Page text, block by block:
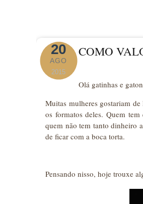
20
AGO
2015
COMO
Olá gatinhas e
Muitas mulheres gostariam
os formatos deles. Quem
quem não tem tanto dinheiro
de ficar com a boca torta.
Pensando nisso, hoje trouxe